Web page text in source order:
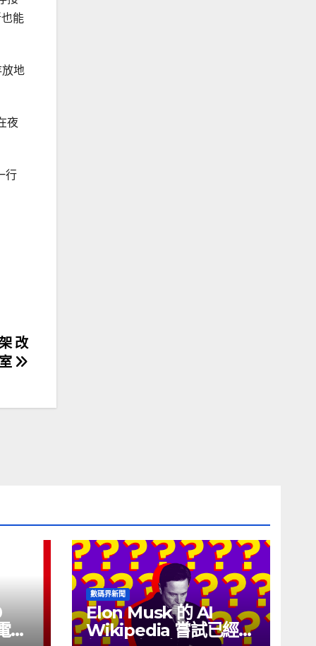
能
地
夜
行
改
線
數碼界新聞
Elon Musk 的 AI
Wikipedia 嘗試已經幾